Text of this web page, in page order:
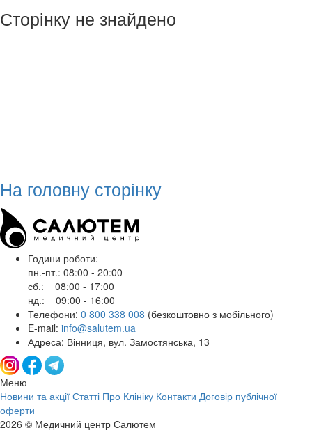
Сторінку не знайдено
На головну сторінку
Години роботи:
пн.-пт.: 08:00 - 20:00
сб.: 08:00 - 17:00
нд.: 09:00 - 16:00
Телефони: 0 800 338 008 (безкоштовно з мобільного)
E-mail: info@salutem.ua
Адреса: Вінниця, вул. Замостянська, 13
Меню
Новини та акції Статті Про Клініку Контакти Договір публічної
оферти
2026 © Медичний центр Салютем